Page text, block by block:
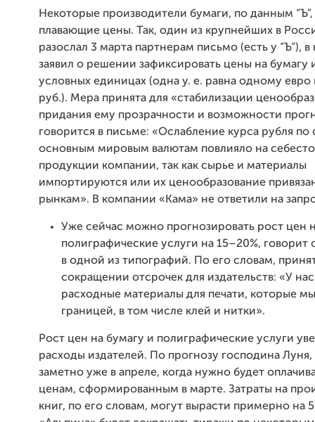
Некоторые производители бумаги, по данным
плавающие цены. Так, один из крупнейших в
разослал 3 марта партнерам письмо (есть у “Ъ”),
заявил о решении зафиксировать цены на бумагу
условных единицах (одна у. е. равна одному евро
руб.). Мера принята для «стабилизации
придания ему прозрачности и возможности
говорится в письме: «Ослабление курса рубля
основным мировым валютам повлияло на
продукции компании, так как сырье и материалы
импортируются или их ценообразование
рынкам». В компании «Кама» не ответили на
Уже сейчас можно прогнозировать рост цен
полиграфические услуги на 15–20%, говорит
в одной из типографий. По его словам,
сокращении отсрочек для издательств: «У
расходные материалы для печати, которые мы
границей, в том числе клей и нитки».
Рост цен на бумагу и полиграфические услуги
расходы издателей. По прогнозу господина Луня,
заметно уже в апреле, когда нужно будет
ценам, сформированным в марте. Затраты на
книг, по его словам, могут вырасти примерно на